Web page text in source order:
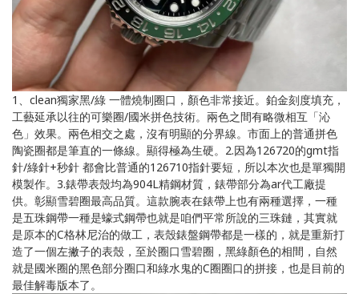
1、clean獨家黑/綠 一體燒制圈口，顏色非常接近。鉑金刻度填充，
工藝延承以往的可樂圈/國米拼色技術。兩色之間有略微相互「沁
色」效果。兩色相交之處，沒有明顯的分界線。市面上的普通拼色
陶瓷圈都是筆直的一條線。顯得極為生硬。2.因為126720的gmt指
針/綠針+秒針 都會比普通的126710指針要短，所以本次也是單獨開
模製作。3.錶帶表殼均為904L精鋼材質，錶帶部分為ar代工廠提
供。彰顯雪碧圈最高品質。這款腕表在錶帶上也有兩種選擇，一種
是五珠鋼帶一種是蠔式鋼帶也就是咱們平常所說的三珠鏈，其實就
是原本的C格林尼治的做工，表殼錶盤鋼帶都是一樣的，就是重新打
造了一個左撇子的表殼，至於圈口雪碧圈，黑綠顏色的相間，自然
就是國米圈的黑色部分圈口和綠水鬼的C圈圈口的拼接，也是目前的
最佳解毒版本了。